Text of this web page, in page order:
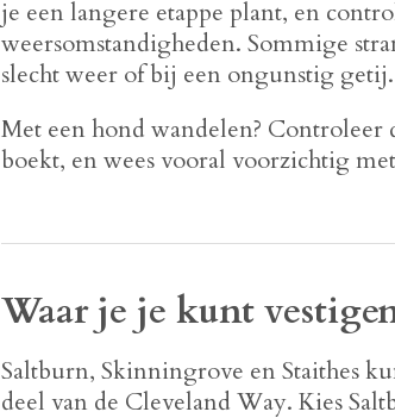
je een langere etappe plant, en
weersomstandigheden. Sommige
slecht weer of bij een ongunstig getij.
Met een hond wandelen? Controleer
boekt, en wees vooral voorzichtig
Waar je je kunt
Saltburn, Skinningrove en Staithes
deel van de Cleveland Way. Kies